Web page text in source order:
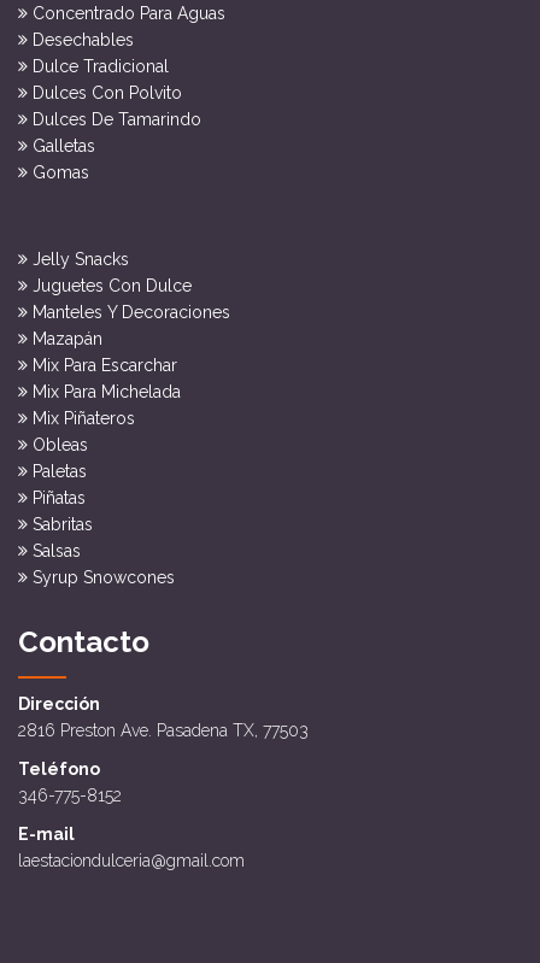
Concentrado Para Aguas
Desechables
Dulce Tradicional
Dulces Con Polvito
Dulces De Tamarindo
Galletas
Gomas
Jelly Snacks
Juguetes Con Dulce
Manteles Y Decoraciones
Mazapán
Mix Para Escarchar
Mix Para Michelada
Mix Piñateros
Obleas
Paletas
Piñatas
Sabritas
Salsas
Syrup Snowcones
Contacto
Dirección
2816 Preston Ave. Pasadena TX, 77503
Teléfono
346-775-8152
E-mail
laestaciondulceria@gmail.com